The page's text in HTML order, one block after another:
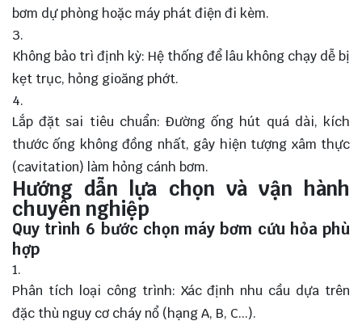
bơm dự phòng hoặc máy phát điện đi kèm.
Không bảo trì định kỳ: Hệ thống để lâu không chạy dễ bị
kẹt trục, hỏng gioăng phớt.
Lắp đặt sai tiêu chuẩn: Đường ống hút quá dài, kích
thước ống không đồng nhất, gây hiện tượng xâm thực
(cavitation) làm hỏng cánh bơm.
Hướng dẫn lựa chọn và vận hành
chuyên nghiệp
Quy trình 6 bước chọn máy bơm cứu hỏa phù
hợp
Phân tích loại công trình: Xác định nhu cầu dựa trên
đặc thù nguy cơ cháy nổ (hạng A, B, C...).